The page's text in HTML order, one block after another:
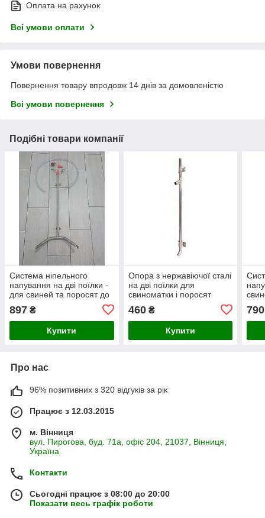
Оплата на рахунок
Всі умови оплати
Умови повернення
Повернення товару впродовж 14 днів за домовленістю
Всі умови повернення
Подібні товари компанії
Система ніпельного
напування на дві поїлки -
для свиней та поросят до
30 кг з нержавіючої сталі -
опора не регулюється за
висотою
897 ₴
Купити
Опора з нержавіючої сталі
на дві поїлки для
свиноматки і поросят
460₴
Купити
-
790
Про нас
96% позитивних з 320 відгуків за рік
Працює з 12.03.2015
м. Вінниця
вул. Пирогова, буд. 71а, офіс 204, 21037, Вінниця,
Україна
Контакти
Сьогодні працює з 08:00 до 20:00
Показати весь графік роботи